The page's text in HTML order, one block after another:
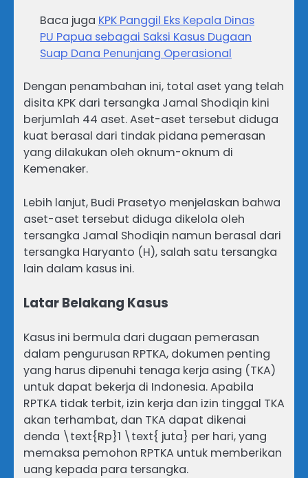
Baca juga KPK Panggil Eks Kepala Dinas
PU Papua sebagai Saksi Kasus Dugaan
Suap Dana Penunjang Operasional
Dengan penambahan ini, total aset yang telah
disita KPK dari tersangka Jamal Shodiqin kini
berjumlah 44 aset. Aset-aset tersebut diduga
kuat berasal dari tindak pidana pemerasan
yang dilakukan oleh oknum-oknum di
Kemenaker.
Lebih lanjut, Budi Prasetyo menjelaskan bahwa
aset-aset tersebut diduga dikelola oleh
tersangka Jamal Shodiqin namun berasal dari
tersangka Haryanto (H), salah satu tersangka
lain dalam kasus ini.
Latar Belakang Kasus
Kasus ini bermula dari dugaan pemerasan
dalam pengurusan RPTKA, dokumen penting
yang harus dipenuhi tenaga kerja asing (TKA)
untuk dapat bekerja di Indonesia. Apabila
RPTKA tidak terbit, izin kerja dan izin tinggal TKA
akan terhambat, dan TKA dapat dikenai
denda \text{Rp}1 \text{ juta} per hari, yang
memaksa pemohon RPTKA untuk memberikan
uang kepada para tersangka.